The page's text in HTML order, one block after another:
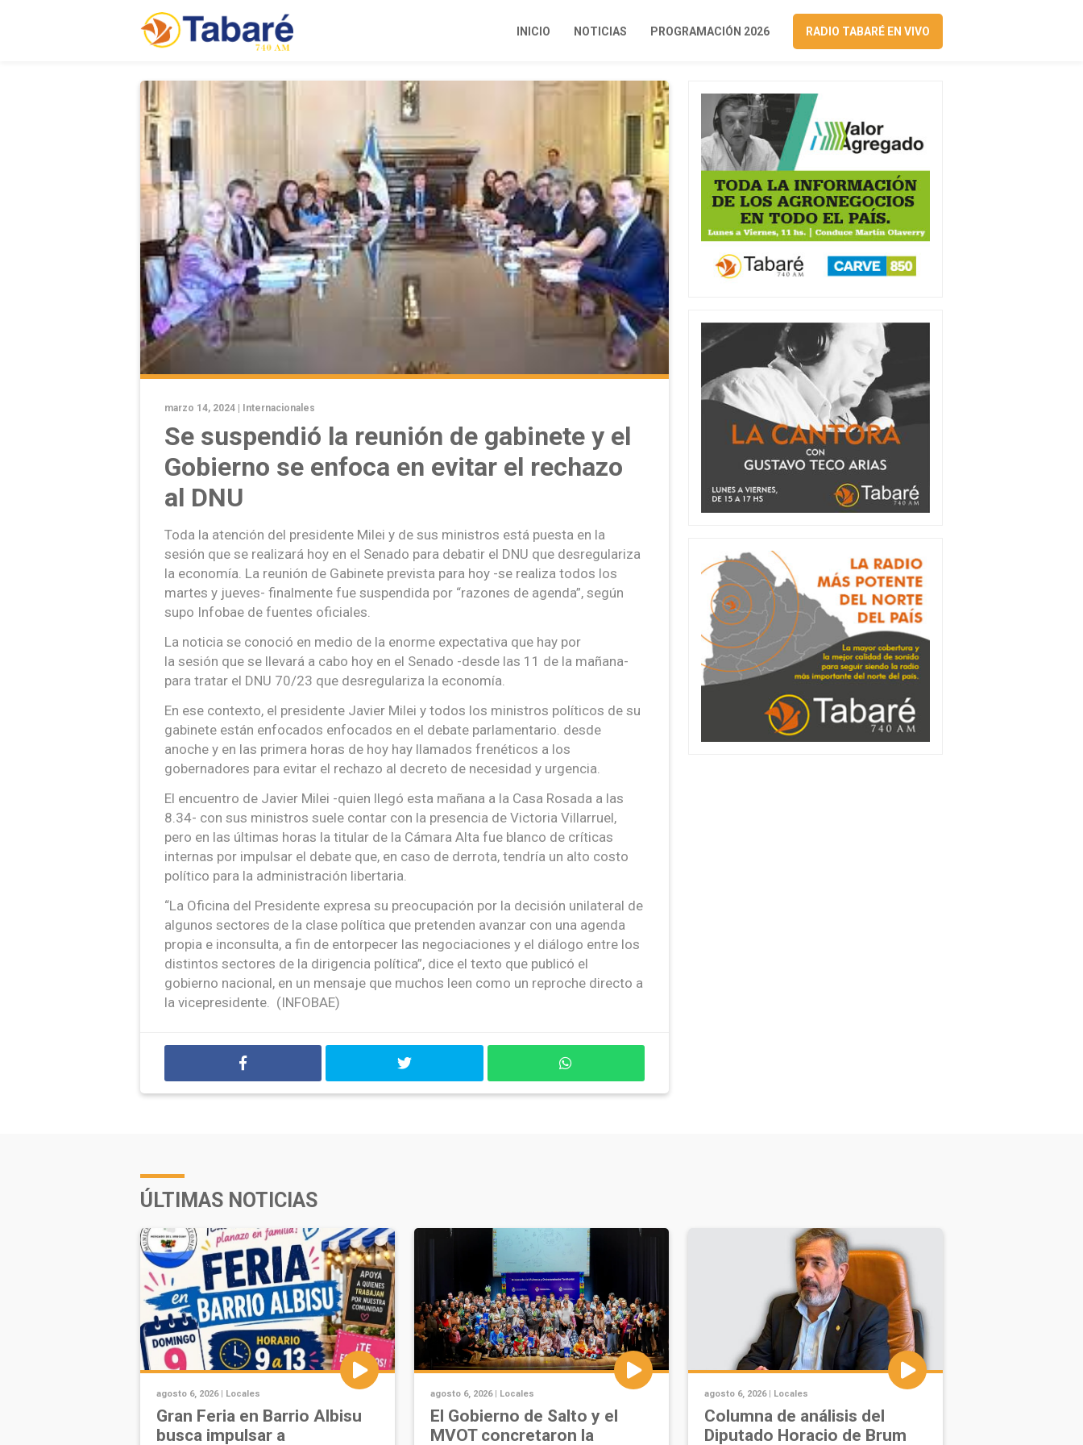
INICIO NOTICIAS PROGRAMACIÓN 2026 RADIO TABARÉ EN VIVO
marzo 14, 2024 | Internacionales
Se suspendió la reunión de gabinete y el
Gobierno se enfoca en evitar el rechazo
al DNU
Toda la atención del presidente Milei y de sus ministros está puesta en la
sesión que se realizará hoy en el Senado para debatir el DNU que desregulariza
la economía. La reunión de Gabinete prevista para hoy -se realiza todos los
martes y jueves- finalmente fue suspendida por “razones de agenda”, según
supo Infobae de fuentes oficiales.
La noticia se conoció en medio de la enorme expectativa que hay por
la sesión que se llevará a cabo hoy en el Senado -desde las 11 de la mañana-
para tratar el DNU 70/23 que desregulariza la economía.
En ese contexto, el presidente Javier Milei y todos los ministros políticos de su
gabinete están enfocados enfocados en el debate parlamentario. desde
anoche y en las primera horas de hoy hay llamados frenéticos a los
gobernadores para evitar el rechazo al decreto de necesidad y urgencia.
El encuentro de Javier Milei -quien llegó esta mañana a la Casa Rosada a las
8.34- con sus ministros suele contar con la presencia de Victoria Villarruel,
pero en las últimas horas la titular de la Cámara Alta fue blanco de críticas
internas por impulsar el debate que, en caso de derrota, tendría un alto costo
político para la administración libertaria.
“La Oficina del Presidente expresa su preocupación por la decisión unilateral de
algunos sectores de la clase política que pretenden avanzar con una agenda
propia e inconsulta, a fin de entorpecer las negociaciones y el diálogo entre los
distintos sectores de la dirigencia política”, dice el texto que publicó el
gobierno nacional, en un mensaje que muchos leen como un reproche directo a
la vicepresidente. (INFOBAE)
ÚLTIMAS NOTICIAS
agosto 6, 2026 | Locales
Gran Feria en Barrio Albisu
busca impulsar a
agosto 6, 2026 | Locales
El Gobierno de Salto y el
MVOT concretaron la
agosto 6, 2026 | Locales
Columna de análisis del
Diputado Horacio de Brum